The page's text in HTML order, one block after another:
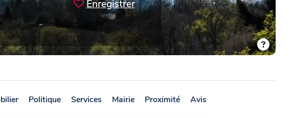
Enregistrer
Politique Services Mairie Proximité Avis